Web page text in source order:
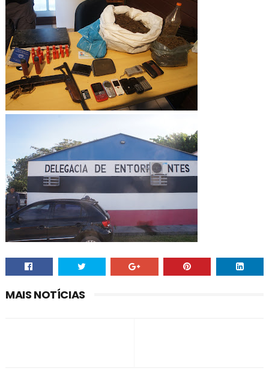
MAIS NOTÍCIAS